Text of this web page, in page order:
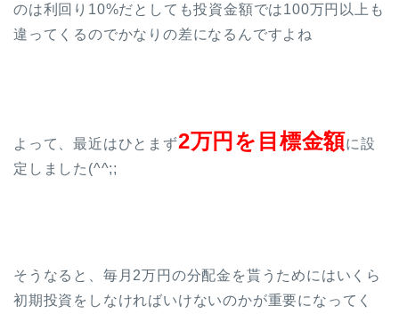
のは利回り10%だとしても投資金額では100万円以上も
違ってくるのでかなりの差になるんですよね
よって、最近はひとまず2万円を目標金額に設
定しました(^^;;
そうなると、毎月2万円の分配金を貰うためにはいくら
初期投資をしなければいけないのかが重要になってく